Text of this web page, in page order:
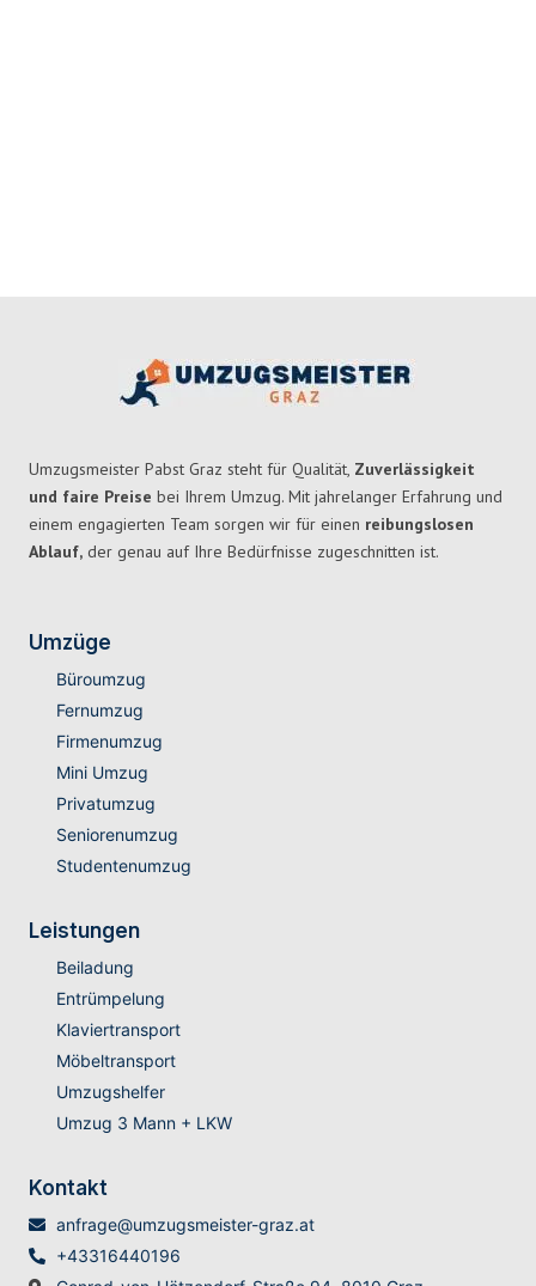
Umzugsmeister Pabst Graz steht für Qualität, Zuverlässigkeit
und faire Preise bei Ihrem Umzug. Mit jahrelanger Erfahrung und
einem engagierten Team sorgen wir für einen reibungslosen
Ablauf, der genau auf Ihre Bedürfnisse zugeschnitten ist.
Umzüge
Büroumzug
Fernumzug
Firmenumzug
Mini Umzug
Privatumzug
Seniorenumzug
Studentenumzug
Leistungen
Beiladung
Entrümpelung
Klaviertransport
Möbeltransport
Umzugshelfer
Umzug 3 Mann + LKW
Kontakt
anfrage@umzugsmeister-graz.at
+43316440196